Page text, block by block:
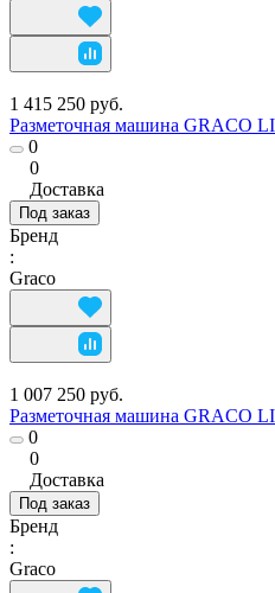
1 415 250 руб.
Разметочная машина GRACO
0
0
Доставка
Под заказ
Бренд
:
Graco
1 007 250 руб.
Разметочная машина GRACO
0
0
Доставка
Под заказ
Бренд
:
Graco